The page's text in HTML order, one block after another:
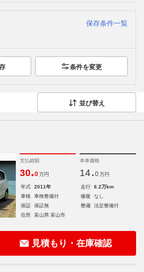
保存条件一覧
条件を変更
並び替え
支払総額
30.0 万円
本体価格
14. 0 万円
年式 2011年 走行
6.2万km
車検
車検整備付 修復
なし
保証
保証無 整備
法定整備付
住所
富山県 富山市
見積もり・在庫確認